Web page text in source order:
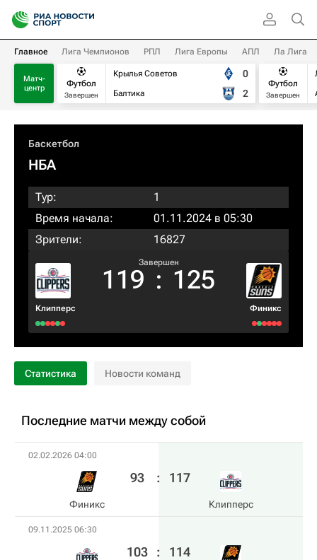
Главное Лига Чемпионов РПЛ Лига Европы АПЛ Ла Лига
Матч-
центр
Футбол
Завершен
Крылья Советов
Балтика
0
2
Футбол
Завершен
Баскетбол
НБА
Тур:
1
Время начала:
01.11.2024 в 05:30
Зрители:
16827
Клипперс
Завершен
119 : 125
Финикс
Статистика Новости команд
Последние матчи между собой
02.02.2026 04:00
Финикс
93 : 117
Клипперс
09.11.2025 06:30
103 : 114